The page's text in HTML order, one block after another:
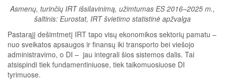
Asmenų, turinčių IRT išsilavinimą, užimtumas ES 2016–2025 m.,
šaltinis: Eurostat, IRT švietimo statistinė apžvalga
Pastarąjį dešimtmetį IRT tapo visų ekonomikos sektorių pamatu –
nuo sveikatos apsaugos ir finansų iki transporto bei viešojo
administravimo, o DI – jau integrali šios sistemos dalis. Tai
atsispindi tiek fundamentiniuose, tiek taikomuosiuose DI
tyrimuose.